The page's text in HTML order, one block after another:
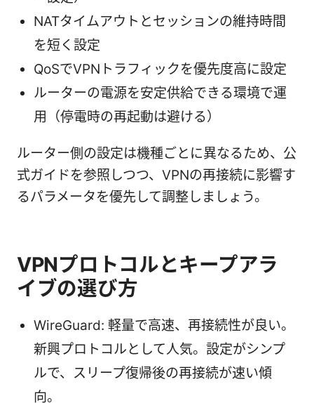
NATタイムアウトとセッションの維持時間
を短く設定
QoSでVPNトラフィックを優先度高に設定
ルーターの電源を安定供給できる環境で運
用（停電時の再起動は避ける）
ルーター側の設定は機種ごとに異なるため、公
式ガイドを参照しつつ、VPNの再接続に影響す
るパラメータを優先して調整しましょう。
VPNプロトコルとキープアラ
イブの選び方
WireGuard: 軽量で高速、再接続性が良い。
新興プロトコルとして人気。設定がシンプ
ルで、スリープ復帰後の再接続が速い傾
向。